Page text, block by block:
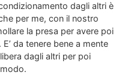
dagli altri è
per me, con il nostro
la presa per avere poi
da tenere bene a mente
dagli altri per poi